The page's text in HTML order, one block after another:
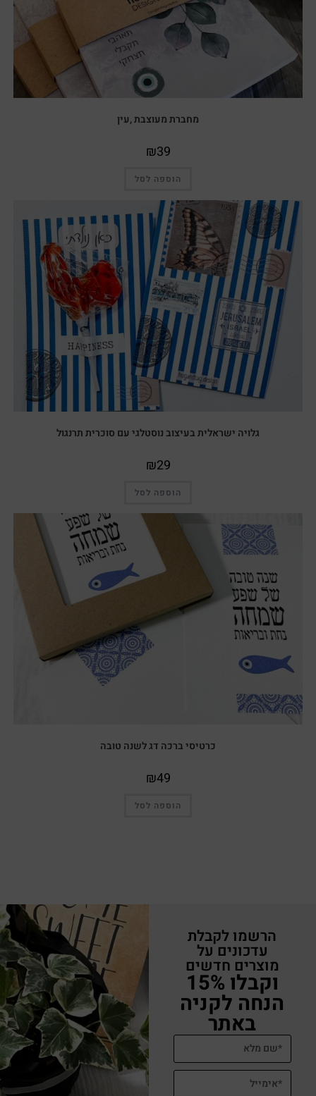
מחברת מעוצבת ,עין
₪39
הוספה לסל
גלויה ישראלית בעיצוב נוסטלגי עם סוכרית תרנגול
₪29
הוספה לסל
כרטיסי ברכה דג לשנה טובה
₪49
הוספה לסל
הרשמו לקבלת
עדכונים על
מוצרים חדשים
וקבלו 15%
הנחה לקניה
באתר